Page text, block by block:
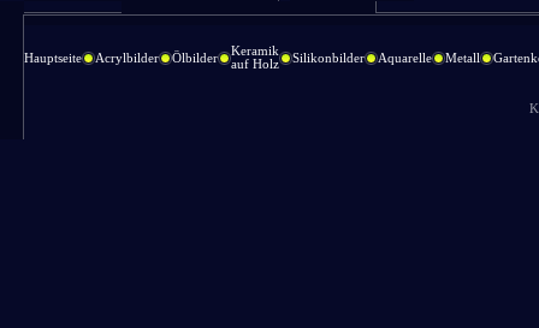
Hauptseite Acrylbilder Ölbilder
Keramik
auf Holz
Silikonbilder Aquarelle Metall